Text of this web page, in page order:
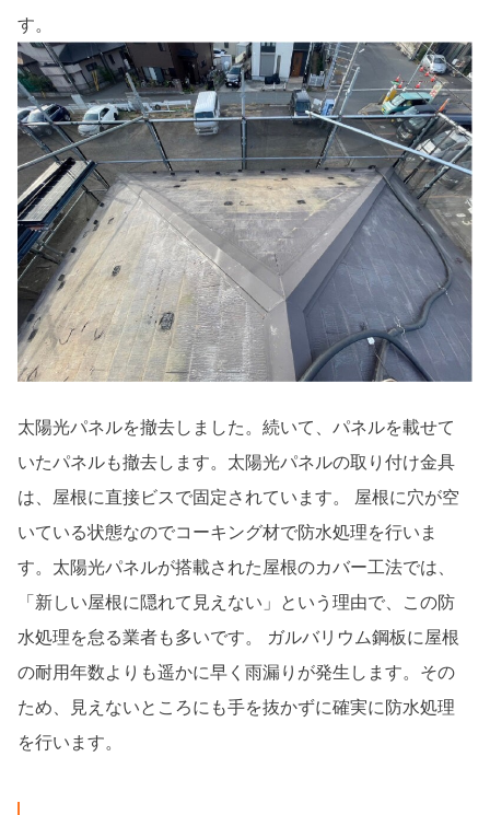
す。
太陽光パネルを撤去しました。続いて、パネルを載せて
いたパネルも撤去します。太陽光パネルの取り付け金具
は、屋根に直接ビスで固定されています。 屋根に穴が空
いている状態なのでコーキング材で防水処理を行いま
す。太陽光パネルが搭載された屋根のカバー工法では、
「新しい屋根に隠れて見えない」という理由で、この防
水処理を怠る業者も多いです。 ガルバリウム鋼板に屋根
の耐用年数よりも遥かに早く雨漏りが発生します。その
ため、見えないところにも手を抜かずに確実に防水処理
を行います。